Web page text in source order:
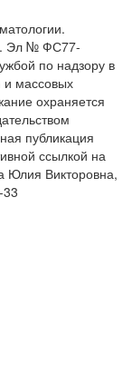
Эл № ФС77-
по надзору в
и массовых
охраняется
публикация
ссылкой на
Юлия Викторовна,
33